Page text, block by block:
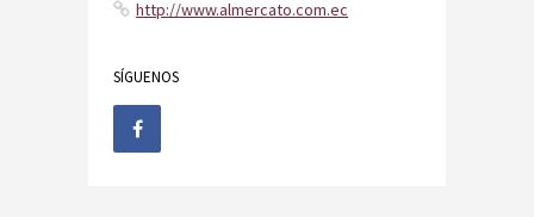
http://www.almercato.com.ec
SÍGUENOS